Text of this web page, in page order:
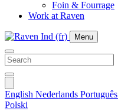
Foin & Fourrage
Work at Raven
Menu
English Nederlands Português
Polski